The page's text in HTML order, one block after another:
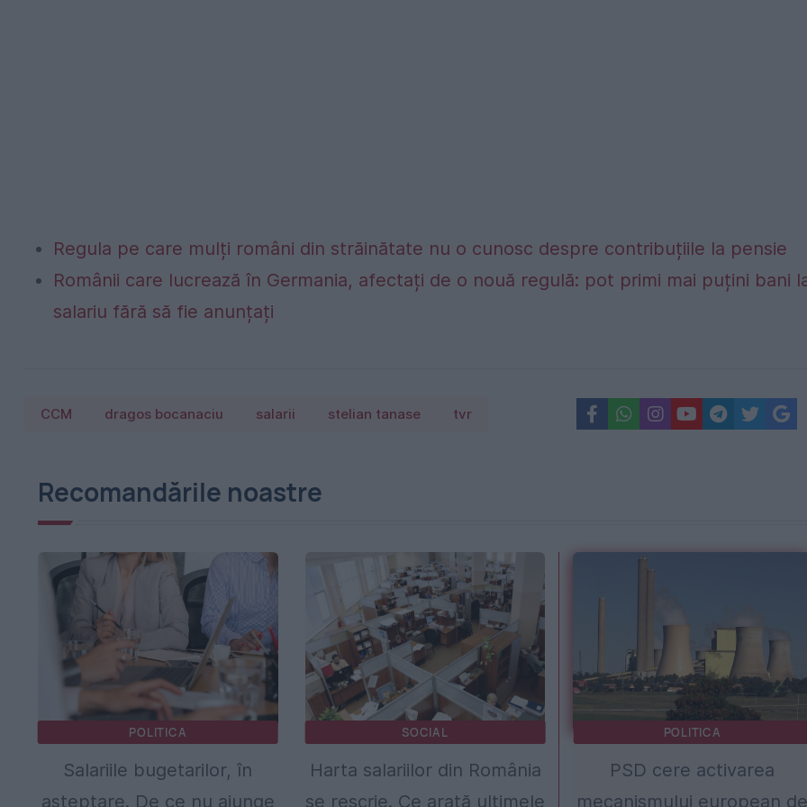
Regula pe care mulți români din străinătate nu o cunosc despre contribuțiile la pensie
Românii care lucrează în Germania, afectați de o nouă regulă: pot primi mai puțini bani
salariu fără să fie anunțați
CCM dragos bocanaciu salarii stelian tanase tvr
Recomandările noastre
POLITICA
Salariile bugetarilor, în
așteptare. De ce nu ajunge
SOCIAL
Harta salariilor din România
se rescrie. Ce arată ultimele
POLITICA
PSD cere activarea
mecanismului european